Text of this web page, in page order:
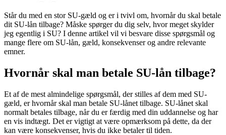
Står du med en stor SU-gæld og er i tvivl om, hvornår du skal betale
dit SU-lån tilbage? Måske spørger du dig selv, hvor meget skylder
jeg egentlig i SU? I denne artikel vil vi besvare disse spørgsmål og
mange flere om SU-lån, gæld, konsekvenser og andre relevante
emner.
Hvornår skal man betale SU-lån tilbage?
Et af de mest almindelige spørgsmål, der stilles af dem med SU-
gæld, er hvornår skal man betale SU-lånet tilbage. SU-lånet skal
normalt betales tilbage, når du er færdig med din uddannelse og har
en vis indtægt. Det er vigtigt at være opmærksom på dette, da der
kan være konsekvenser, hvis du ikke betaler til tiden.